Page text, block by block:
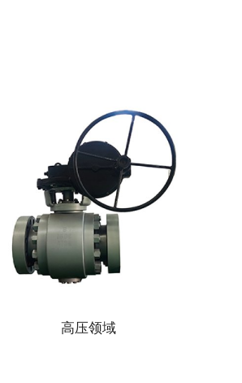
高压领域